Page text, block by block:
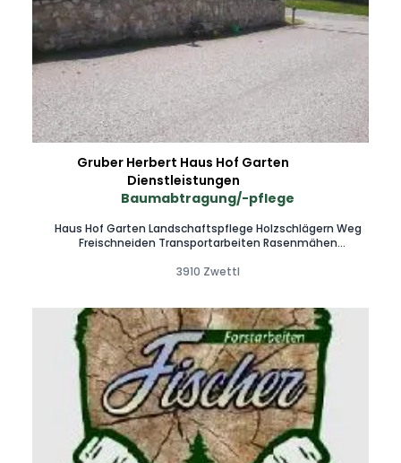
Gruber Herbert Haus Hof Garten
Dienstleistungen
Baumabtragung/-pflege
Haus Hof Garten Landschaftspflege Holzschlägern Weg
Freischneiden Transportarbeiten Rasenmähen
Grünschnitt und Strauchschnitt Baumschnitt Entsorgung
3910 Zwettl